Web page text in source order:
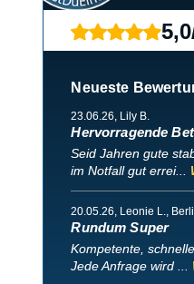
5,0
Neueste
23.06.26, Lily B.
Hervorragende
Seid Jahren gute
im Notfall gut errei...
20.05.26, Leonie L.,
Rundum Super
Kompetente,
Jede Anfrage wird ...